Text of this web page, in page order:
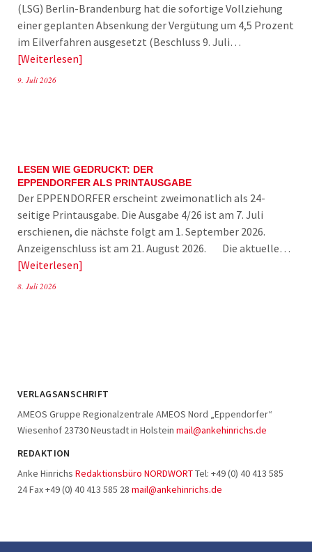
(LSG) Berlin-Brandenburg hat die sofortige Vollziehung
einer geplanten Absenkung der Vergütung um 4,5 Prozent
im Eilverfahren ausgesetzt (Beschluss 9. Juli…
Weiterlesen
9. Juli 2026
LESEN WIE GEDRUCKT: DER
EPPENDORFER ALS PRINTAUSGABE
Der EPPENDORFER erscheint zweimonatlich als 24-
seitige Printausgabe. Die Ausgabe 4/26 ist am 7. Juli
erschienen, die nächste folgt am 1. September 2026.
Anzeigenschluss ist am 21. August 2026. Die aktuelle…
Weiterlesen
8. Juli 2026
VERLAGSANSCHRIFT
AMEOS Gruppe Regionalzentrale AMEOS Nord „Eppendorfer“
Wiesenhof 23730 Neustadt in Holstein mail@ankehinrichs.de
REDAKTION
Anke Hinrichs Redaktionsbüro NORDWORTTel: +49 (0) 40 413 585
24 Fax +49 (0) 40 413 585 28 mail@ankehinrichs.de